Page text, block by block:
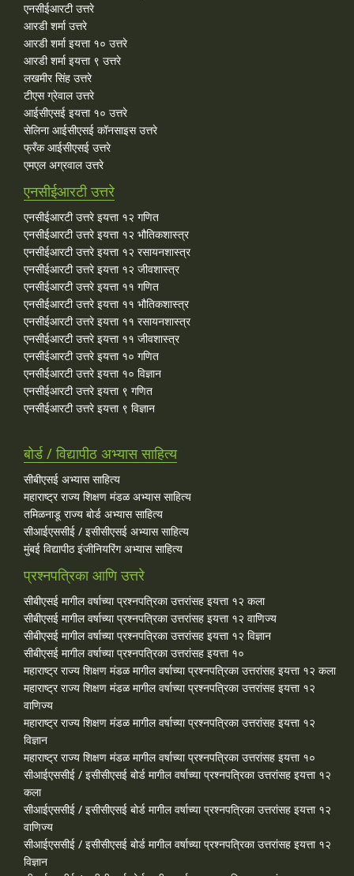
एनसीईआरटी उत्तरे
आरडी शर्मा उत्तरे
आरडी शर्मा इयत्ता १० उत्तरे
आरडी शर्मा इयत्ता ९ उत्तरे
लखमीर सिंह उत्तरे
टीएस ग्रेवाल उत्तरे
आईसीएसई इयत्ता १० उत्तरे
सेलिना आईसीएसई कॉनसाइस उत्तरे
फ्रँक आईसीएसई उत्तरे
एमएल अग्रवाल उत्तरे
एनसीईआरटी उत्तरे
एनसीईआरटी उत्तरे इयत्ता १२ गणित
एनसीईआरटी उत्तरे इयत्ता १२ भौतिकशास्त्र
एनसीईआरटी उत्तरे इयत्ता १२ रसायनशास्त्र
एनसीईआरटी उत्तरे इयत्ता १२ जीवशास्त्र
एनसीईआरटी उत्तरे इयत्ता ११ गणित
एनसीईआरटी उत्तरे इयत्ता ११ भौतिकशास्त्र
एनसीईआरटी उत्तरे इयत्ता ११ रसायनशास्त्र
एनसीईआरटी उत्तरे इयत्ता ११ जीवशास्त्र
एनसीईआरटी उत्तरे इयत्ता १० गणित
एनसीईआरटी उत्तरे इयत्ता १० विज्ञान
एनसीईआरटी उत्तरे इयत्ता ९ गणित
एनसीईआरटी उत्तरे इयत्ता ९ विज्ञान
बोर्ड / विद्यापीठ अभ्यास साहित्य
सीबीएसई अभ्यास साहित्य
महाराष्ट्र राज्य शिक्षण मंडळ अभ्यास साहित्य
तमिळनाडू राज्य बोर्ड अभ्यास साहित्य
सीआईएससीई / इसीसीएसई अभ्यास साहित्य
मुंबई विद्यापीठ इंजीनियरिंग अभ्यास साहित्य
प्रश्नपत्रिका आणि उत्तरे
सीबीएसई मागील वर्षाच्या प्रश्‍नपत्रिका उत्तरांसह इयत्ता १२ कला
सीबीएसई मागील वर्षाच्या प्रश्‍नपत्रिका उत्तरांसह इयत्ता १२ वाणिज्य
सीबीएसई मागील वर्षाच्या प्रश्‍नपत्रिका उत्तरांसह इयत्ता १२ विज्ञान
सीबीएसई मागील वर्षाच्या प्रश्‍नपत्रिका उत्तरांसह इयत्ता १०
महाराष्ट्र राज्य शिक्षण मंडळ मागील वर्षाच्या प्रश्‍नपत्रिका उत्तरांसह इयत्ता १२ कला
महाराष्ट्र राज्य शिक्षण मंडळ मागील वर्षाच्या प्रश्‍नपत्रिका उत्तरांसह इयत्ता १२
वाणिज्य
महाराष्ट्र राज्य शिक्षण मंडळ मागील वर्षाच्या प्रश्‍नपत्रिका उत्तरांसह इयत्ता १२
विज्ञान
महाराष्ट्र राज्य शिक्षण मंडळ मागील वर्षाच्या प्रश्‍नपत्रिका उत्तरांसह इयत्ता १०
सीआईएससीई / इसीसीएसई बोर्ड मागील वर्षाच्या प्रश्‍नपत्रिका उत्तरांसह इयत्ता १२
कला
सीआईएससीई / इसीसीएसई बोर्ड मागील वर्षाच्या प्रश्‍नपत्रिका उत्तरांसह इयत्ता १२
वाणिज्य
सीआईएससीई / इसीसीएसई बोर्ड मागील वर्षाच्या प्रश्‍नपत्रिका उत्तरांसह इयत्ता १२
विज्ञान